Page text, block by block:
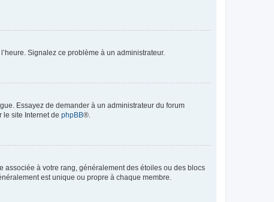
Signalez ce problème à un administrateur.
Essayez de demander à un administrateur du forum
le site Internet de phpBB®.
associée à votre rang, généralement des étoiles ou des blocs
est unique ou propre à chaque membre.